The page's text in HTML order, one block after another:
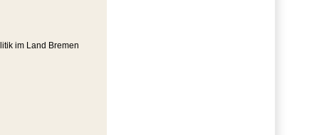
im Land Bremen